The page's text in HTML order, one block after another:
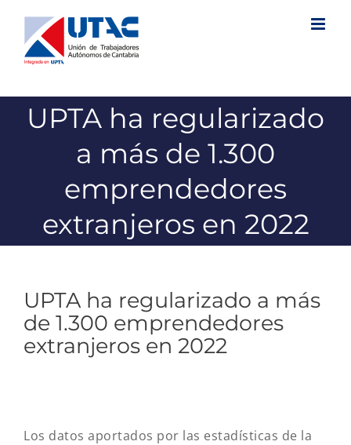
contenido
UPTA ha regularizado
a más de 1.300
emprendedores
extranjeros en 2022
UPTA ha regularizado a más
de 1.300 emprendedores
extranjeros en 2022
Los datos aportados por las estadísticas de la